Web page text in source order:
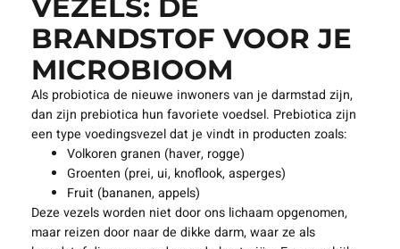
VEZELS: DE
BRANDSTOF VOOR JE
MICROBIOOM
Als probiotica de nieuwe inwoners van je darmstad zijn,
dan zijn prebiotica hun favoriete voedsel. Prebiotica zijn
een type voedingsvezel dat je vindt in producten zoals:
Volkoren granen (haver, rogge)
Groenten (prei, ui, knoflook, asperges)
Fruit (bananen, appels)
Deze vezels worden niet door ons lichaam opgenomen,
maar reizen door naar de dikke darm, waar ze als